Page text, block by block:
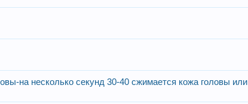
на несколько секунд 30-40 сжимается кожа головы или